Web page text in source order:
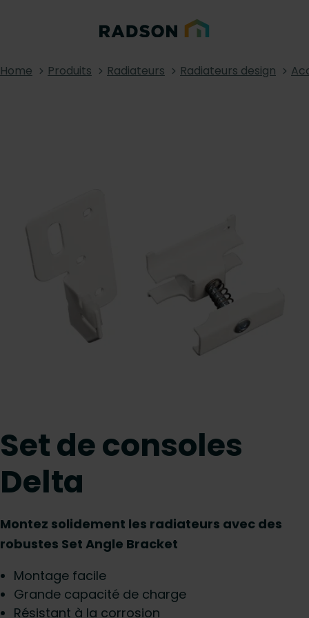
Home Produits Radiateurs Radiateurs design
Set de consoles
Delta
Montez solidement les radiateurs avec des
robustes Set Angle Bracket
Montage facile
Grande capacité de charge
Résistant à la corrosion